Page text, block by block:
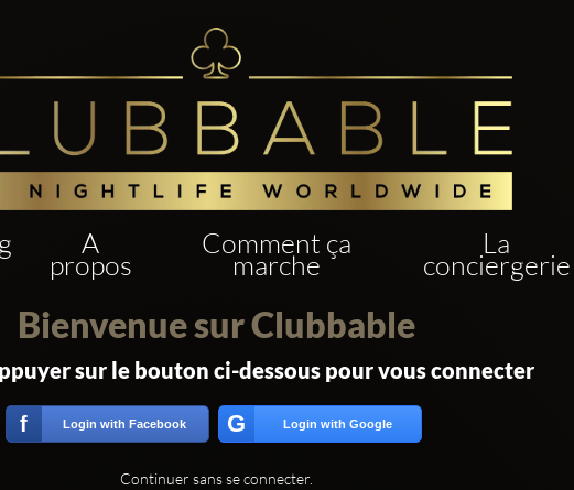
A
propos
Comment ça
marche
La
conciergerie
Bienvenue sur Clubbable
sur le bouton ci-dessous pour vous connecter
f Login with Facebook G Login with Google
Continuer sans se connecter.